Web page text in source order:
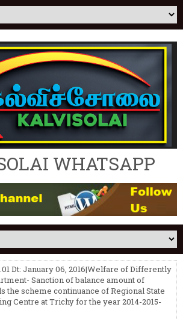
WHATSAPP
Dt: January 06, 2016|Welfare of Differently
Sanction of balance amount of
the scheme continuance of Regional State
Centre at Trichy for the year 2014-2015-